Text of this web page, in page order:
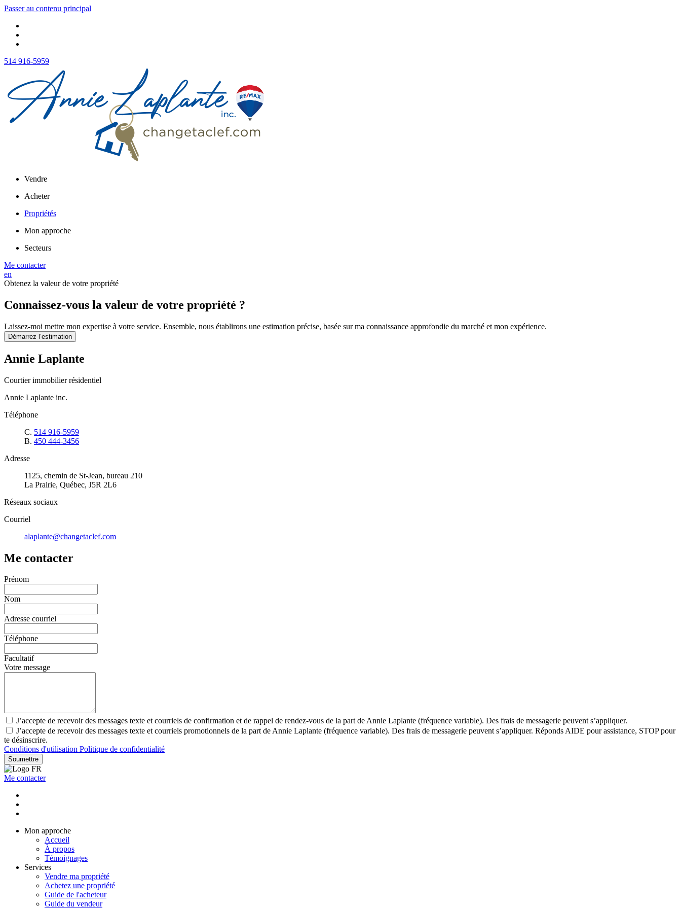
Passer au contenu principal
514 916-5959
Vendre
Acheter
Propriétés
Mon approche
Secteurs
Me contacter
en
Obtenez la valeur de votre propriété
Connaissez-vous la valeur de votre propriété ?
Laissez-moi mettre mon expertise à votre service. Ensemble, nous établirons une estimation précise, basée sur ma connaissance approfondie du marché et mon expérience.
Démarrez l’estimation
Annie Laplante
Courtier immobilier résidentiel
Annie Laplante inc.
Téléphone
C. 514 916-5959
B. 450 444-3456
Adresse
1125, chemin de St-Jean, bureau 210
La Prairie, Québec, J5R 2L6
Réseaux sociaux
Courriel
alaplante@changetaclef.com
Me contacter
Prénom
Nom
Adresse courriel
Téléphone
Facultatif
Votre message
J’accepte de recevoir des messages texte et courriels de confirmation et de rappel de rendez-vous de la part de Annie Laplante (fréquence variable). Des frais de messagerie peuvent s’appliquer.
J’accepte de recevoir des messages texte et courriels promotionnels de la part de Annie Laplante (fréquence variable). Des frais de messagerie peuvent s’appliquer. Réponds AIDE pour assistance, STOP pour
te désinscrire.
Conditions d'utilisation Politique de confidentialité
Soumettre
Me contacter
Mon approche
Accueil
À propos
Témoignages
Services
Vendre ma propriété
Achetez une propriété
Guide de l'acheteur
Guide du vendeur